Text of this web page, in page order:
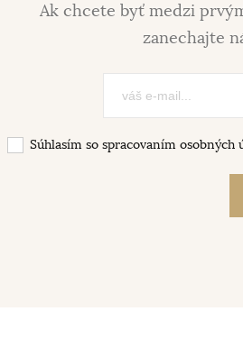
Ak chcete byť medzi
zanechajte
Súhlasím so spracovaním